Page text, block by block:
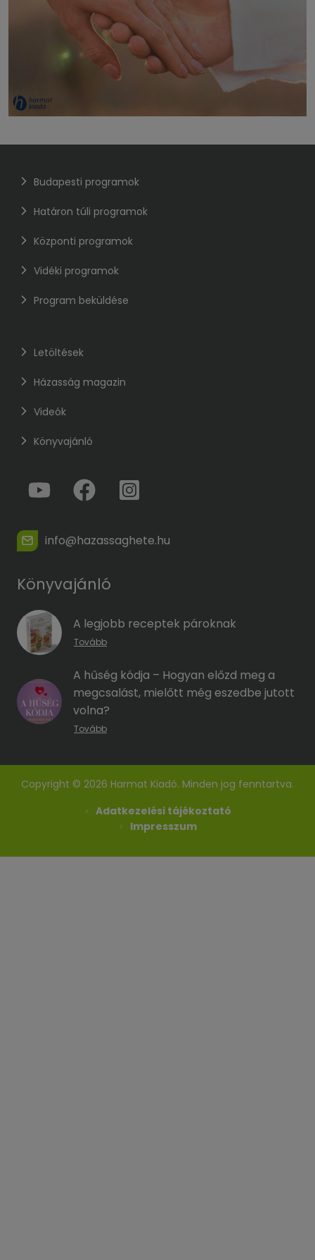
Budapesti programok
Határon túli programok
Központi programok
Vidéki programok
Program beküldése
Letöltések
Házasság magazin
Videók
Könyvajánló
info@hazassaghete.hu
Könyvajánló
A legjobb receptek pároknak
Tovább
A hűség kódja – Hogyan előzd meg a
megcsalást, mielőtt még eszedbe jutott
volna?
Tovább
Copyright © 2026 Harmat Kiadó. Minden jog fenntartva.
Adatkezelési tájékoztató
Impresszum